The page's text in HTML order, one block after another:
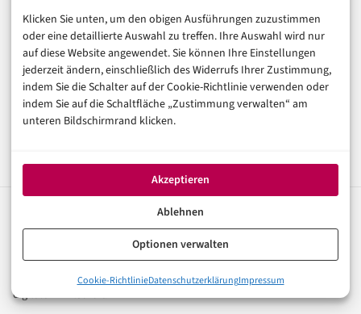
Klicken Sie unten, um den obigen Ausführungen zuzustimmen
oder eine detaillierte Auswahl zu treffen. Ihre Auswahl wird nur
auf diese Website angewendet. Sie können Ihre Einstellungen
jederzeit ändern, einschließlich des Widerrufs Ihrer Zustimmung,
indem Sie die Schalter auf der Cookie-Richtlinie verwenden oder
indem Sie auf die Schaltfläche „Zustimmung verwalten“ am
unteren Bildschirmrand klicken.
Akzeptieren
Ablehnen
Optionen verwalten
Cookie-RichtlinieDatenschutzerklärungImpressum
Gastartikel
Pressemitteilung
Media Kit entdecken
digitalmagazin .de
Ihr Kompass für die digitale Welt. Fundierte Artikel zu
Digitalisierung, KI, E-Commerce, FinTech und Trends der
digitalen Wirtschaft.